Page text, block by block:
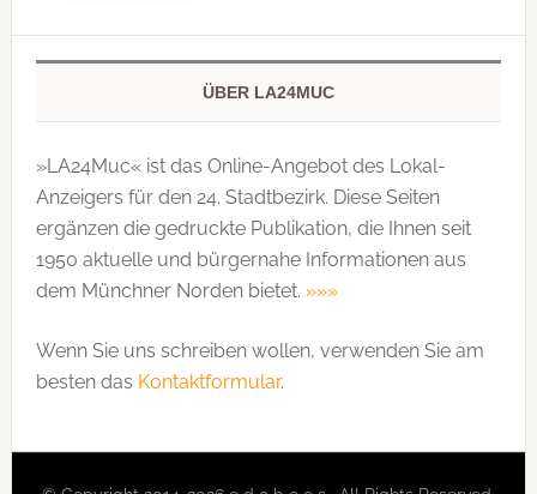
ÜBER LA24MUC
»LA24Muc« ist das Online-Angebot des Lokal-
Anzeigers für den 24. Stadtbezirk. Diese Seiten
ergänzen die gedruckte Publi­kation, die Ihnen seit
1950 aktuelle und bürgernahe Informationen aus
dem Münchner Norden bietet. »»»
Wenn Sie uns schreiben wollen, verwenden Sie am
besten das Kontaktformular.